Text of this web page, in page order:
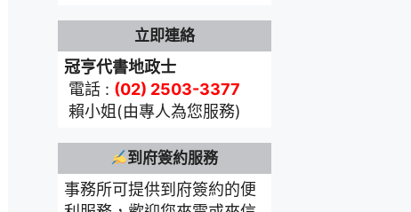
立即連絡
冠亨代書地政士
電話 : (02) 2503-3377
賴小姐(由專人為您服務)
到府簽約服務
事務所可提供到府簽約的便